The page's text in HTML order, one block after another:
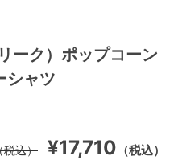
ーク）ポップコーン
シャツ
¥17,710 （税込）
税込）